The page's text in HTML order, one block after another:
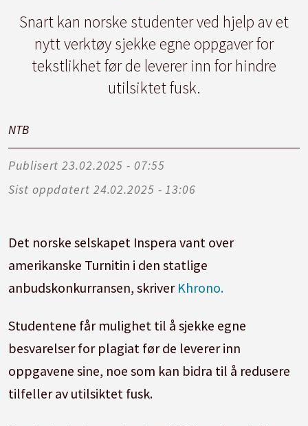
Snart kan norske studenter ved hjelp av et
nytt verktøy sjekke egne oppgaver for
tekstlikhet før de leverer inn for hindre
utilsiktet fusk.
NTB
Publisert
23.02.2025 - 07:55
Sist oppdatert
24.02.2025 - 13:06
Det norske selskapet Inspera vant over
amerikanske Turnitin i den statlige
anbudskonkurransen, skriver Khrono.
Studentene får mulighet til å sjekke egne
besvarelser for plagiat før de leverer inn
oppgavene sine, noe som kan bidra til å redusere
tilfeller av utilsiktet fusk.